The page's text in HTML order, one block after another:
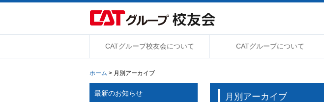
CATグループ校友会について CATグループについて
ホーム > 月別アーカイブ
月別アーカイブ
最新のお知らせ